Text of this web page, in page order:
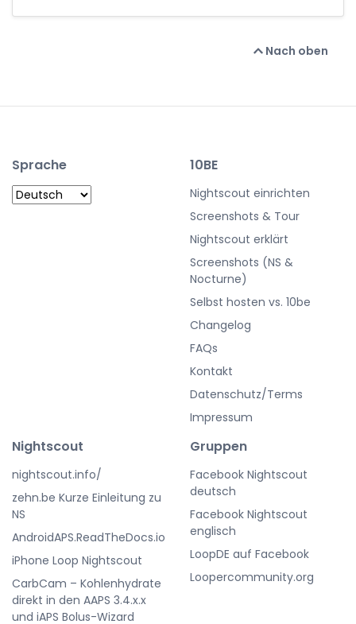
Nach oben
Sprache 10BE
Nightscout einrichten
Screenshots & Tour
Nightscout erklärt
Screenshots (NS &
Nocturne)
Selbst hosten vs. 10be
Changelog
FAQs
Kontakt
Datenschutz/Terms
Impressum
Nightscout
nightscout.info/
zehn.be Kurze Einleitung zu
NS
AndroidAPS.ReadTheDocs.io
iPhone Loop Nightscout
CarbCam – Kohlenhydrate
direkt in den AAPS 3.4.x.x
und iAPS Bolus-Wizard
Gruppen
Facebook Nightscout
deutsch
Facebook Nightscout
englisch
LoopDE auf Facebook
Loopercommunity.org